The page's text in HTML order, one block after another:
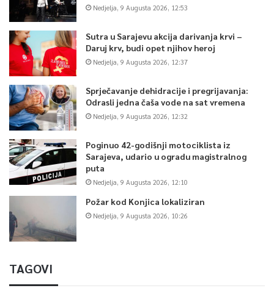
Nedjelja, 9 Augusta 2026, 12:53
Sutra u Sarajevu akcija darivanja krvi –
Daruj krv, budi opet njihov heroj
Nedjelja, 9 Augusta 2026, 12:37
Sprječavanje dehidracije i pregrijavanja:
Odrasli jedna čaša vode na sat vremena
Nedjelja, 9 Augusta 2026, 12:32
Poginuo 42-godišnji motociklista iz
Sarajeva, udario u ogradu magistralnog
puta
Nedjelja, 9 Augusta 2026, 12:10
Požar kod Konjica lokaliziran
Nedjelja, 9 Augusta 2026, 10:26
TAGOVI